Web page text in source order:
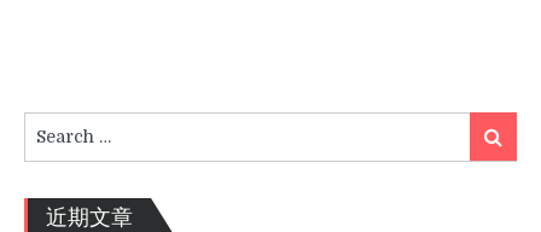
for:
Search
近期文章